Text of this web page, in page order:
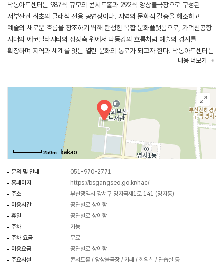
낙동아트센터는 987석 규모의 콘서트홀과 292석 앙상블극장으로 구성된
서부산권 최초의 클래식 전용 공연장이다. 지역의 문화적 갈증을 해소하고
예술의 새로운 흐름을 창조하기 위해 탄생한 복합 문화플랫폼으로, 가덕신공항
시대와 에코델타시티의 성장축 위에서 낙동강의 흐름처럼 예술의 경계를
확장하며 지역과 세계를 잇는 열린 문화의 통로가 되고자 한다. 낙동아트센터는
단순한 공연장을 넘어 지역 예술 생태계의 중심이자 시민의 일상 속에서 예술을
창작 기반을 강화하며, 국제 교류와 대형 제작 공연을 통해 도시의 문화 브랜드
가치를 높이는 한편, 미래 세대 문화예술 교육을 통해 지역 문화의 지속 성장을
내용 더보기
250m
문의 및 안내
051-970-2771
홈페이지
https://bsgangseo.go.kr/nac/
주소
부산광역시 강서구 명지국제1로 141 (명지동)
이용시간
공연별로 상이함
휴일
공연별로 상이함
주차
가능
주차 요금
무료
이용요금
공연별로 상이함
주요시설
콘서트홀 / 앙상블극장 / 카페 / 회의실 / 연습실 등